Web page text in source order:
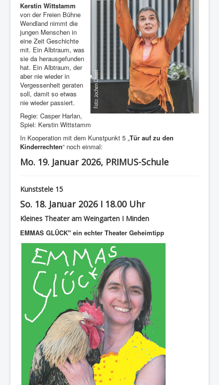
Kerstin Wittstamm
von der Freien Bühne
Wendland nimmt die
jungen Menschen in
eine Zeit Geschichte
mit. Ein Albtraum, was
sie da herausgefunden
hat. Ein Albtraum, der
aber nie wieder in
Vergessenheit geraten
soll, damit so etwas
nie wieder passiert.
Regie: Casper Harlan,
Spiel: Kerstin Wittstamm
In Kooperation mit dem Kunstpunkt 5 „Tür auf zu den
Kinderrechten“ noch einmal:
Mo. 19. Januar 2026, PRIMUS-Schule
Kunststele 15
So. 18. Januar 2026 I 18.00 Uhr
Kleines Theater am Weingarten I Minden
EMMAS GLÜCK" ein echter Theater Geheimtipp